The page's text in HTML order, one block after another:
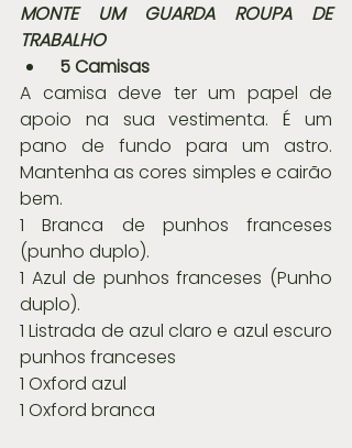
MONTE UM GUARDA ROUPA DE
TRABALHO
5 Camisas
A camisa deve ter um papel de
apoio na sua vestimenta. É um
pano de fundo para um astro.
Mantenha as cores simples e cairão
bem.
1 Branca de punhos franceses
(punho duplo).
1 Azul de punhos franceses (Punho
duplo).
1 Listrada de azul claro e azul escuro
punhos franceses
1 Oxford azul
1 Oxford branca